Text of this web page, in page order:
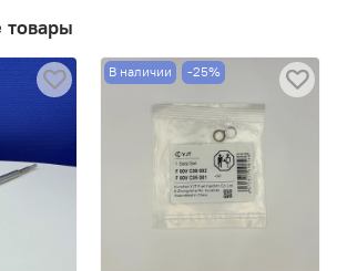
товары
В наличии -25%